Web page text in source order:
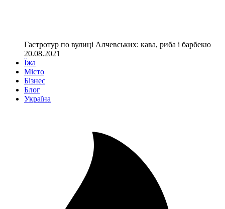
Гастротур по вулиці Алчевських: кава, риба і барбекю
20.08.2021
Їжа
Місто
Бізнес
Блог
Україна